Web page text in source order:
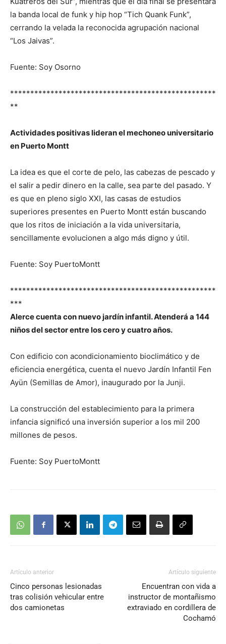
la banda local de funk y hip hop “Tich Quank Funk”,
cerrando la velada la reconocida agrupación nacional
“Los Jaivas”.
Fuente: Soy Osorno
***************************************************
**
Actividades positivas lideran el mechoneo universitario
en Puerto Montt
La idea es que el corte de pelo, las cabezas de pescado y
el salir a pedir dinero en la calle, sea parte del pasado. Y
es que en pleno siglo XXI, las casas de estudios
superiores presentes en Puerto Montt están buscando
que los ritos de iniciación a la vida universitaria,
sencillamente evolucionen a algo más digno y útil.
Fuente: Soy PuertoMontt
***************************************************
***
Alerce cuenta con nuevo jardín infantil. Atenderá a 144
niños del sector entre los cero y cuatro años.
Con edificio con acondicionamiento bioclimático y de
eficiencia energética, cuenta el nuevo Jardín Infantil Fen
Ayün (Semillas de Amor), inaugurado por la Junji.
La construcción del establecimiento para la primera
infancia significó una inversión superior a los mil 200
millones de pesos.
Fuente: Soy PuertoMontt
Artículo anterior
Cinco personas lesionadas
tras colisión vehicular entre
dos camionetas
Artículo siguiente
Encuentran con vida a
instructor de montañismo
extraviado en cordillera de
Cochamó